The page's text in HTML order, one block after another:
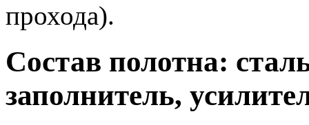
прохода).
Состав полотна:
заполнитель,